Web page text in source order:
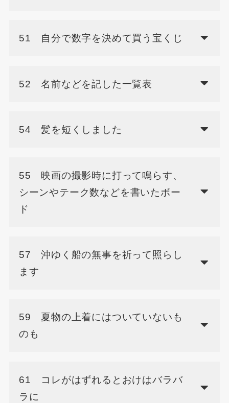
51 自分で数字を決めて買う宝くじ
52 名前などを記した一覧表
54 髪を短くしました
55 映画の撮影時に打って鳴らす、
シーンやテーク数などを書いたボー
ド
57 沖ゆく船の無事を祈って照らし
ます
59 夏物の上着にはついていないも
のも
61 コレがはずれるとおけはバラバ
ラに